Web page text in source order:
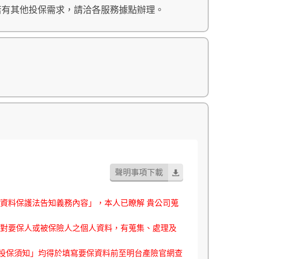
其他投保需求，請洽各服務據點辦理。
聲明事項下載
料保護法告知義務內容」，本人已瞭解 貴公司蒐
要保人或被保險人之個人資料，有蒐集、處理及
保須知」均得於填寫要保資料前至明台產險官網查